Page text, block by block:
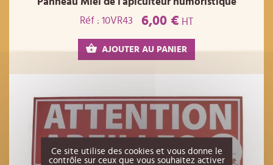
Réf : 10VR43
6,00 € HT
AJOUTER AU PANIER
Ce site utilise des cookies et vous donne le
contrôle sur ceux que vous souhaitez activer